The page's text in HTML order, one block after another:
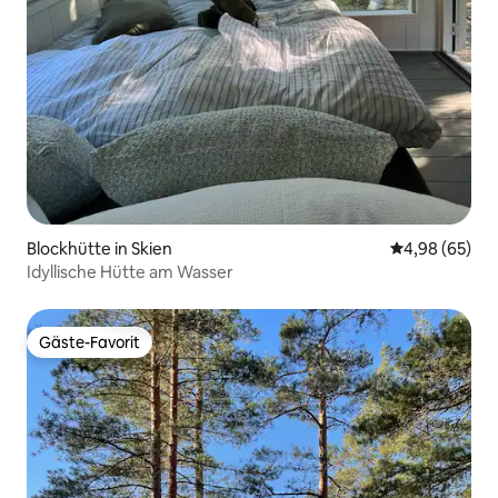
Blockhütte in Skien
4,98 (65)
Idyllische Hütte am Wasser
Gäste-Favorit
Gäste-Favorit